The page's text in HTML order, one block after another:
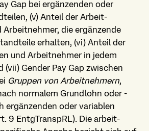
Gap bei ergänzenden oder
(v) Anteil der Arbeit­
Arbeitnehmer, die ergänzende
erhalten, (vi) Anteil der
und Arbeitnehmer in jedem
Gender Pay Gap zwischen
Gruppen von Arbeitnehmern,
normalem Grundlohn oder -
ergänzenden oder variablen
9 EntgTranspRL). Die arbeit­